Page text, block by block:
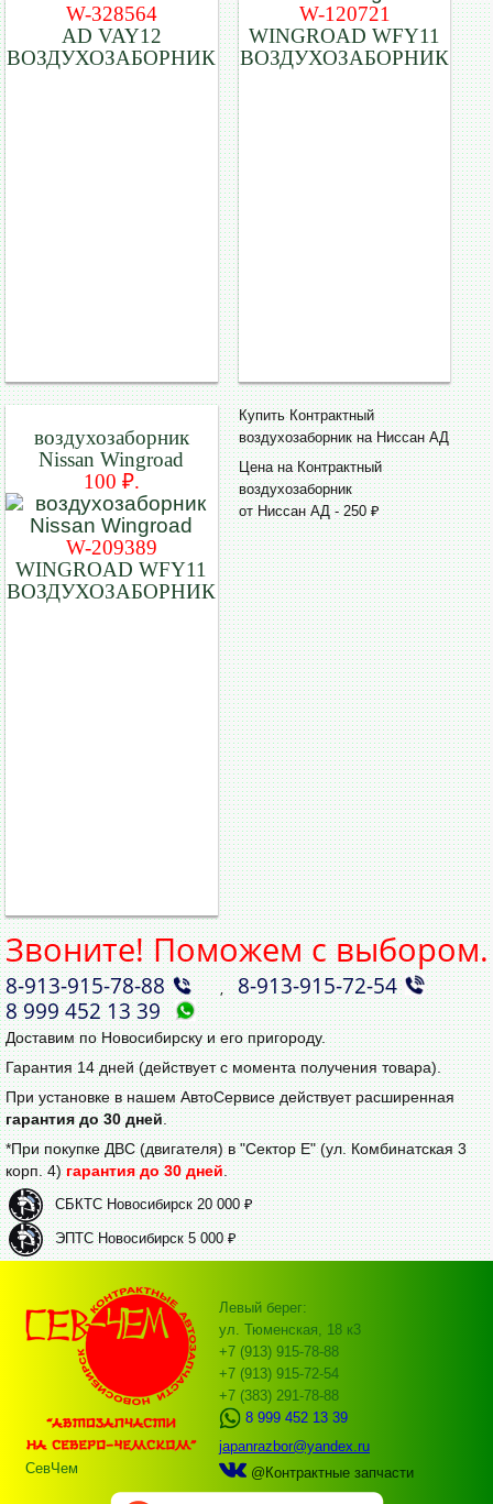
W-328564
AD VAY12
ВОЗДУХОЗАБОРНИК
W-120721
WINGROAD WFY11
ВОЗДУХОЗАБОРНИК
воздухозаборник
Nissan Wingroad
100 ₽.
W-209389
WINGROAD WFY11
ВОЗДУХОЗАБОРНИК
Купить Контрактный
воздухозаборник на Ниссан АД
Цена на Контрактный
воздухозаборник
от Ниссан АД - 250 ₽
Звоните! Поможем с выбором.
8‑913‑915‑78‑88 ,8‑913‑915‑72‑54
8 999 452 13 39
Доставим по Новосибирску и его пригороду.
Гарантия 14 дней (действует с момента получения товара).
При установке в нашем АвтоСервисе действует расширенная
гарантия до 30 дней.
*При покупке ДВС (двигателя) в "Сектор Е" (ул. Комбинатская 3
корп. 4)гарантия до 30 дней.
СБКТС Новосибирск 20 000 ₽
ЭПТС Новосибирск 5 000 ₽
СевЧем
Левый берег:
ул. Тюменская, 18 к3
+7 (913) 915-78-88
+7 (913) 915-72-54
+7 (383) 291-78-88
8 999 452 13 39
japanrazbor@yandex.ru
@Контрактные запчасти